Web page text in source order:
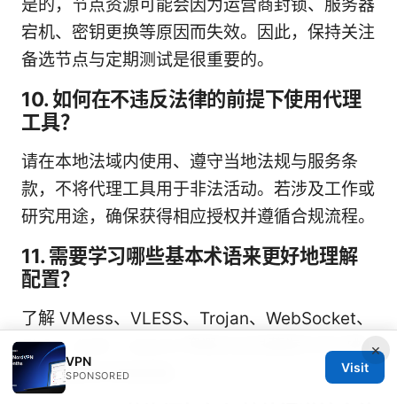
是的，节点资源可能会因为运营商封锁、服务器
宕机、密钥更换等原因而失效。因此，保持关注
备选节点与定期测试是很重要的。
10. 如何在不违反法律的前提下使用代理
工具？
请在本地法域内使用、遵守当地法规与服务条
款，不将代理工具用于非法活动。若涉及工作或
研究用途，确保获得相应授权并遵循合规流程。
11. 需要学习哪些基本术语来更好地理解
配置？
了解 VMess、VLESS、Trojan、WebSocket、
TLS、UUID、alterId 等概念会显著提升你对配
置的理解和排错速度。
×
VPN
SPONSORED
Visit